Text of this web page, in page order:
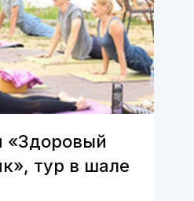
«Здоровый
тур в шале